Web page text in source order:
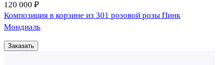
120 000 ₽
Композиция в корзине из 301 розовой розы Пинк
Мондиаль
Заказать